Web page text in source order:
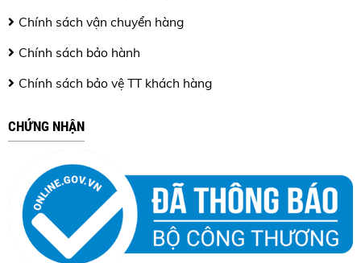
Chính sách vận chuyển hàng
Chính sách bảo hành
Chính sách bảo vệ TT khách hàng
CHỨNG NHẬN